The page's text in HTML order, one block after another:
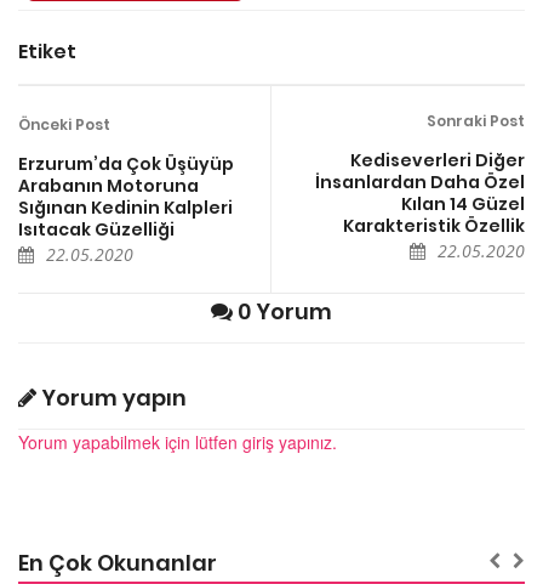
Etiket
Önceki Post
Erzurum’da Çok Üşüyüp
Arabanın Motoruna
Sığınan Kedinin Kalpleri
Isıtacak Güzelliği
22.05.2020
Sonraki Post
Kediseverleri Diğer
İnsanlardan Daha Özel
Kılan 14 Güzel
Karakteristik Özellik
22.05.2020
0 Yorum
Yorum yapın
Yorum yapabilmek için lütfen giriş yapınız.
En Çok Okunanlar